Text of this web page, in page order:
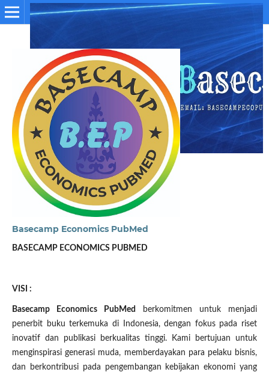
Basecamp Economics PubMed
BASECAMP ECONOMICS PUBMED
VISI :
Basecamp Economics PubMed
berkomitmen untuk menjadi
penerbit buku terkemuka di Indonesia, dengan fokus pada riset
inovatif dan publikasi berkualitas tinggi. Kami bertujuan untuk
menginspirasi generasi muda, memberdayakan para pelaku bisnis,
dan berkontribusi pada pengembangan kebijakan ekonomi yang